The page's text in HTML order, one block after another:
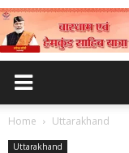
Home Uttarakhand
Uttarakhand